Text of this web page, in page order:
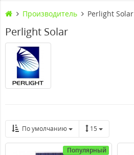
Производитель Perlight Solar
Perlight Solar
По умолчанию 15
Популярный